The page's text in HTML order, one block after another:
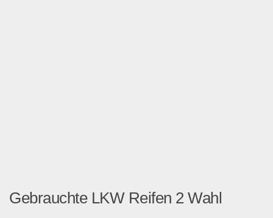
Gebrauchte LKW Reifen 2 Wahl